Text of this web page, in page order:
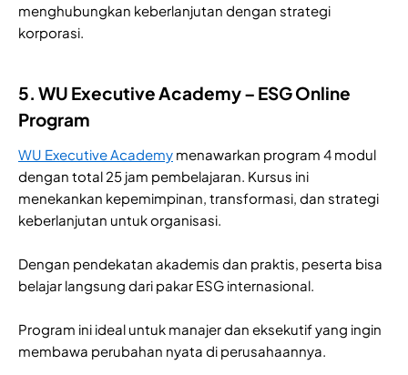
menghubungkan keberlanjutan dengan strategi
korporasi.
5. WU Executive Academy – ESG Online
Program
WU Executive Academy menawarkan program 4 modul
dengan total 25 jam pembelajaran. Kursus ini
menekankan kepemimpinan, transformasi, dan strategi
keberlanjutan untuk organisasi.
Dengan pendekatan akademis dan praktis, peserta bisa
belajar langsung dari pakar ESG internasional.
Program ini ideal untuk manajer dan eksekutif yang ingin
membawa perubahan nyata di perusahaannya.